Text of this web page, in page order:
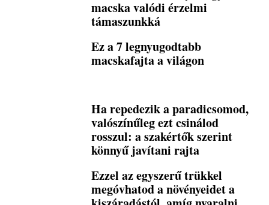
macska valódi érzelmi
támaszunkká
Ez a 7 legnyugodtabb
macskafajta a világon
Ha repedezik a paradicsomod,
valószínűleg ezt csinálod
rosszul: a szakértők szerint
könnyű javítani rajta
Ezzel az egyszerű trükkel
megóvhatod a növényeidet a